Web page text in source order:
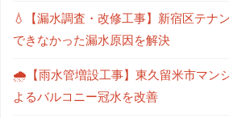
💧【漏水調査・改修工事】新宿区テナ
できなかった漏水原因を解決
🌧【雨水管増設工事】東久留米市マン
よるバルコニー冠水を改善